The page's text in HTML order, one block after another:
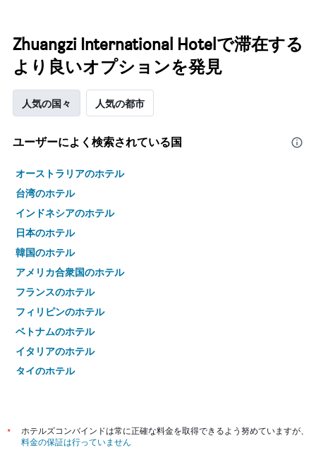
Zhuangzi International Hotelで滞在する
より良いオプションを発見
人気の国々 人気の都市
ユーザーによく検索されている国
オーストラリアのホテル
台湾のホテル
インドネシアのホテル
日本のホテル
韓国のホテル
アメリカ合衆国のホテル
フランスのホテル
フィリピンのホテル
ベトナムのホテル
イタリアのホテル
タイのホテル
*
ホテルズコンバインドは常に正確な料金を取得できるよう努めていますが、
料金の保証は行っていません